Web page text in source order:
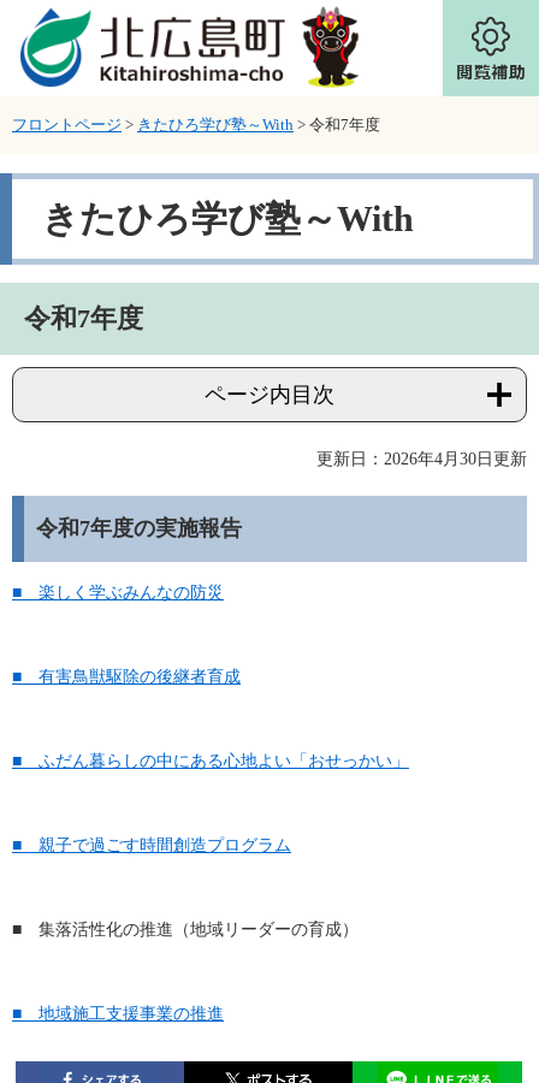
ページの先頭です。
メニューを飛ばして本文へ
フロントページ > きたひろ学び塾～With > 令和7年度
きたひろ学び塾～With
令和7年度
ページ内目次
更新日：2026年4月30日更新
令和7年度の実施報告
■ 楽しく学ぶみんなの防災
■ 有害鳥獣駆除の後継者育成
■ ふだん暮らしの中にある心地よい「おせっかい」
■ 親子で過ごす時間創造プログラム
■ 集落活性化の推進（地域リーダーの育成）
■ 地域施工支援事業の推進